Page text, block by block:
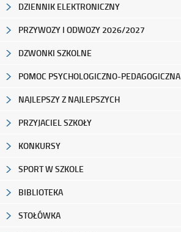
DZIENNIK ELEKTRONICZNY
PRZYWOZY I ODWOZY 2026/2027
DZWONKI SZKOLNE
POMOC PSYCHOLOGICZNO-PEDAGOGICZNA
NAJLEPSZY Z NAJLEPSZYCH
PRZYJACIEL SZKOŁY
KONKURSY
SPORT W SZKOLE
BIBLIOTEKA
STOŁÓWKA